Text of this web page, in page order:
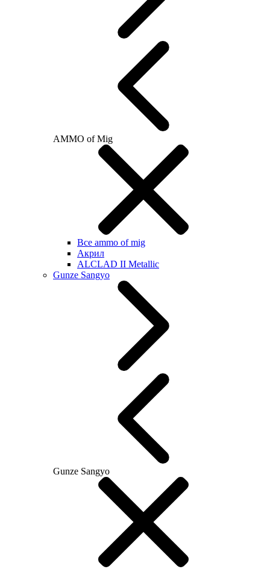
AMMO of Mig
Все ammo of mig
Акрил
ALCLAD II Metallic
Gunze Sangyo
Gunze Sangyo